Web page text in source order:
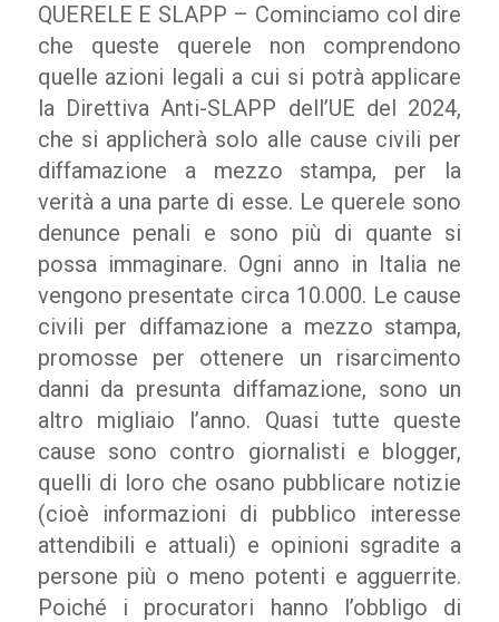
QUERELE E SLAPP – Cominciamo col dire
che queste querele non comprendono
quelle azioni legali a cui si potrà applicare
la Direttiva Anti-SLAPP dell’UE del 2024,
che si applicherà solo alle cause civili per
diffamazione a mezzo stampa, per la
verità a una parte di esse. Le querele sono
denunce penali e sono più di quante si
possa immaginare. Ogni anno in Italia ne
vengono presentate circa 10.000. Le cause
civili per diffamazione a mezzo stampa,
promosse per ottenere un risarcimento
danni da presunta diffamazione, sono un
altro migliaio l’anno. Quasi tutte queste
cause sono contro giornalisti e blogger,
quelli di loro che osano pubblicare notizie
(cioè informazioni di pubblico interesse
attendibili e attuali) e opinioni sgradite a
persone più o meno potenti e agguerrite.
Poiché i procuratori hanno l’obbligo di